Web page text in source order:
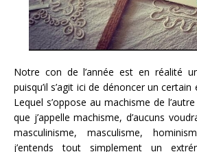
Notre con de l’année est en réalité
puisqu’il s’agit ici de dénoncer un
Lequel s’oppose au machisme de
que j’appelle machisme, d’aucuns
masculinisme, masculisme,
j’entends tout simplement un